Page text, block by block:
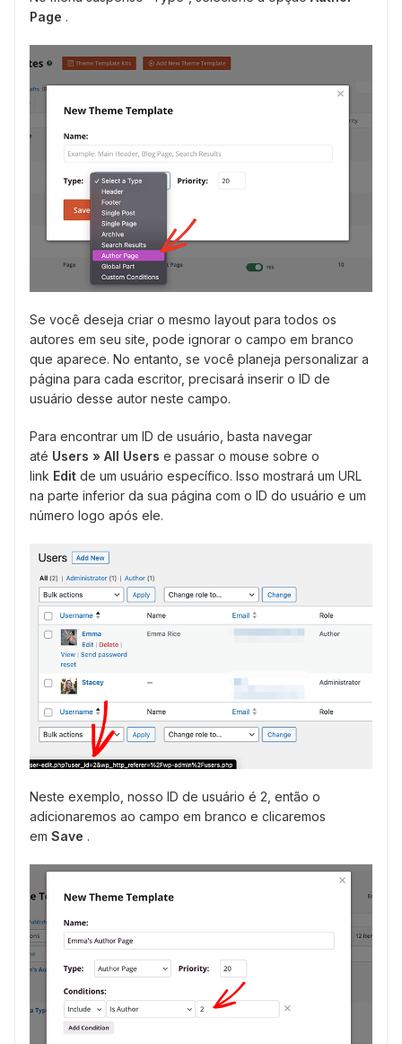
Page .
Se você deseja criar o mesmo layout para todos os
autores em seu site, pode ignorar o campo em branco
que aparece. No entanto, se você planeja personalizar a
página para cada escritor, precisará inserir o ID de
usuário desse autor neste campo.
Para encontrar um ID de usuário, basta navegar
até Users » All Users e passar o mouse sobre o
link Edit de um usuário específico. Isso mostrará um URL
na parte inferior da sua página com o ID do usuário e um
número logo após ele.
Neste exemplo, nosso ID de usuário é 2, então o
adicionaremos ao campo em branco e clicaremos
em Save .